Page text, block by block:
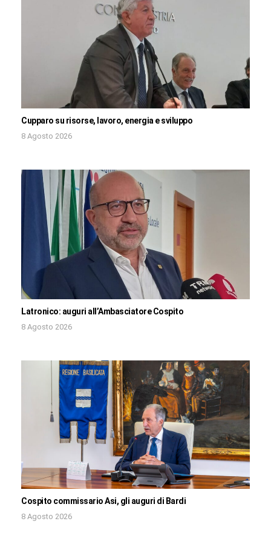
Cupparo su risorse, lavoro, energia e sviluppo
8 Agosto 2026
Latronico: auguri all’Ambasciatore Cospito
8 Agosto 2026
Cospito commissario Asi, gli auguri di Bardi
8 Agosto 2026